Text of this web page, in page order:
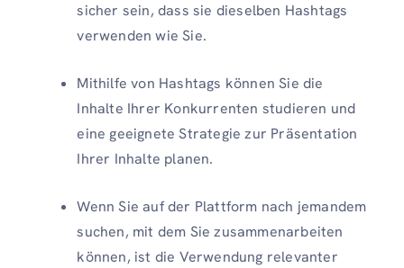
sicher sein, dass sie dieselben Hashtags
verwenden wie Sie.
Mithilfe von Hashtags können Sie die
Inhalte Ihrer Konkurrenten studieren und
eine geeignete Strategie zur Präsentation
Ihrer Inhalte planen.
Wenn Sie auf der Plattform nach jemandem
suchen, mit dem Sie zusammenarbeiten
können, ist die Verwendung relevanter